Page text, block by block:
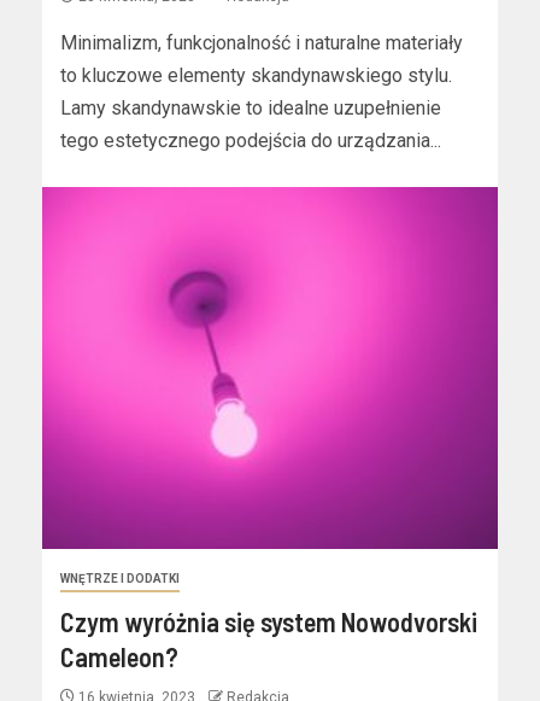
Minimalizm, funkcjonalność i naturalne materiały
to kluczowe elementy skandynawskiego stylu.
Lamy skandynawskie to idealne uzupełnienie
tego estetycznego podejścia do urządzania...
WNĘTRZE I DODATKI
Czym wyróżnia się system Nowodvorski
Cameleon?
16 kwietnia, 2023 Redakcja